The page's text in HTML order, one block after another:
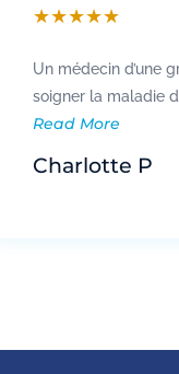
★★★★★
Un médecin d’une
soigner la maladie
Read More
Charlotte P